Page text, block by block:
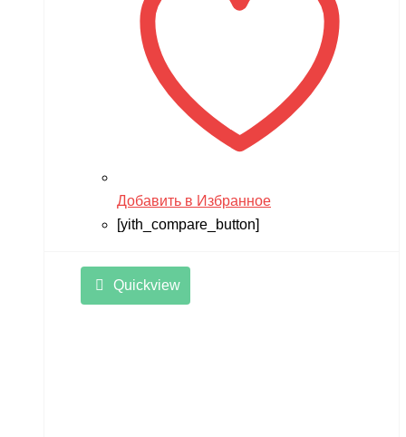
Добавить в Избранное
[yith_compare_button]
Quickview